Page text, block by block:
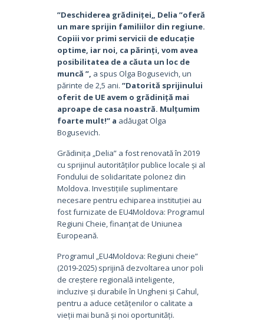
”Deschiderea grădiniței„ Delia ”oferă
un mare sprijin familiilor din regiune.
Copiii vor primi servicii de educație
optime, iar noi, ca părinți, vom avea
posibilitatea de a căuta un loc de
muncă ”, a spus Olga Bogusevich, un
părinte de 2,5 ani. ”Datorită sprijinului
oferit de UE avem o grădiniță mai
aproape de casa noastră. Mulțumim
foarte mult!” а adăugat Olga
Bogusevich.
Grădinița „Delia” a fost renovată în 2019
cu sprijinul autorităților publice locale și al
Fondului de solidaritate polonez din
Moldova. Investițiile suplimentare
necesare pentru echiparea instituției au
fost furnizate de EU4Moldova: Programul
Regiuni Cheie, finanțat de Uniunea
Europeană.
Programul „EU4Moldova: Regiuni cheie”
(2019-2025) sprijină dezvoltarea unor poli
de creștere regională inteligente,
incluzive și durabile în Ungheni și Cahul,
pentru a aduce cetățenilor o calitate a
vieții mai bună și noi oportunități.